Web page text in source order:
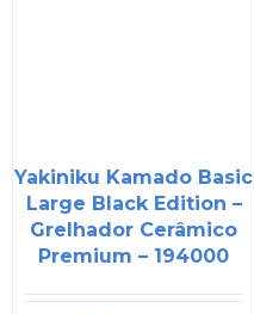
Yakiniku Kamado Basic
Large Black Edition –
Grelhador Cerâmico
Premium – 194000